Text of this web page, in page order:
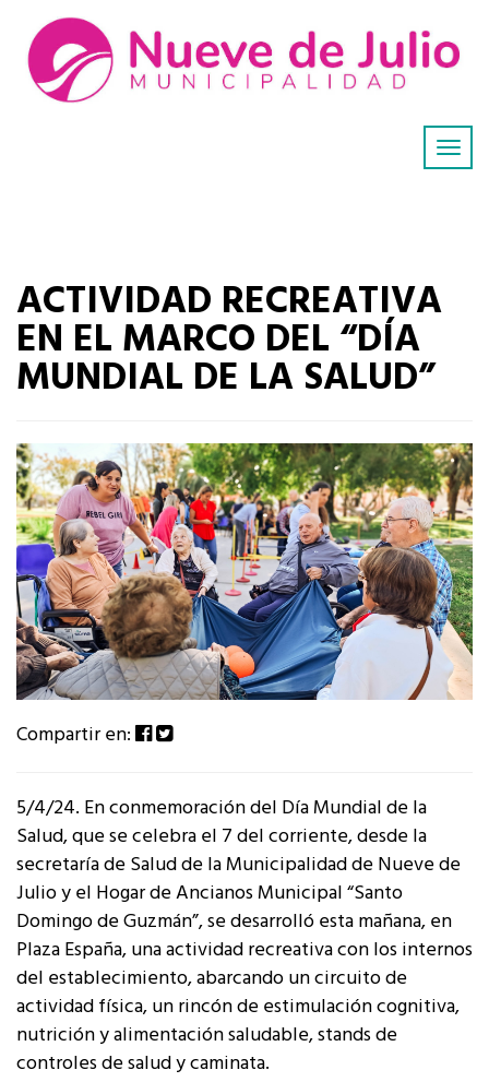
ACTIVIDAD RECREATIVA
EN EL MARCO DEL “DÍA
MUNDIAL DE LA SALUD”
Compartir en:
5/4/24. En conmemoración del Día Mundial de la
Salud, que se celebra el 7 del corriente, desde la
secretaría de Salud de la Municipalidad de Nueve de
Julio y el Hogar de Ancianos Municipal “Santo
Domingo de Guzmán”, se desarrolló esta mañana, en
Plaza España, una actividad recreativa con los internos
del establecimiento, abarcando un circuito de
actividad física, un rincón de estimulación cognitiva,
nutrición y alimentación saludable, stands de
controles de salud y caminata.